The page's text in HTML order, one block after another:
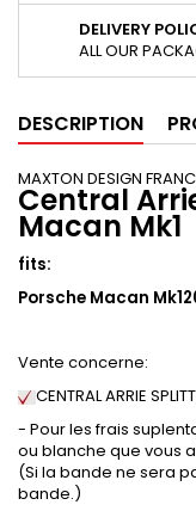
DELIVERY
ALL OUR
DESCRIPTION
MAXTON DESIGN
Central
Macan Mk1
fits:
Porsche Macan
Vente concerne:
CENTRAL ARRIE
- Pour les frais
ou blanche que vous
(Si la bande ne sera
bande.)